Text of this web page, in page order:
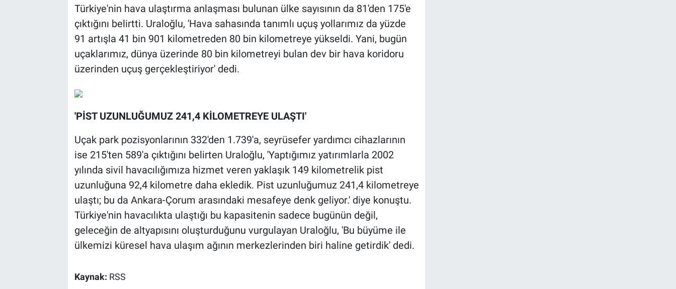
Türkiye'nin hava ulaştırma anlaşması bulunan ülke sayısının da 81'den 175'e
çıktığını belirtti. Uraloğlu, 'Hava sahasında tanımlı uçuş yollarımız da yüzde
91 artışla 41 bin 901 kilometreden 80 bin kilometreye yükseldi. Yani, bugün
uçaklarımız, dünya üzerinde 80 bin kilometreyi bulan dev bir hava koridoru
üzerinden uçuş gerçekleştiriyor' dedi.
'PİST UZUNLUĞUMUZ 241,4 KİLOMETREYE ULAŞTI'
Uçak park pozisyonlarının 332'den 1.739'a, seyrüsefer yardımcı cihazlarının
ise 215'ten 589'a çıktığını belirten Uraloğlu, 'Yaptığımız yatırımlarla 2002
yılında sivil havacılığımıza hizmet veren yaklaşık 149 kilometrelik pist
uzunluğuna 92,4 kilometre daha ekledik. Pist uzunluğumuz 241,4 kilometreye
ulaştı; bu da Ankara-Çorum arasındaki mesafeye denk geliyor.' diye konuştu.
Türkiye'nin havacılıkta ulaştığı bu kapasitenin sadece bugünün değil,
geleceğin de altyapısını oluşturduğunu vurgulayan Uraloğlu, 'Bu büyüme ile
ülkemizi küresel hava ulaşım ağının merkezlerinden biri haline getirdik' dedi.
Kaynak: RSS